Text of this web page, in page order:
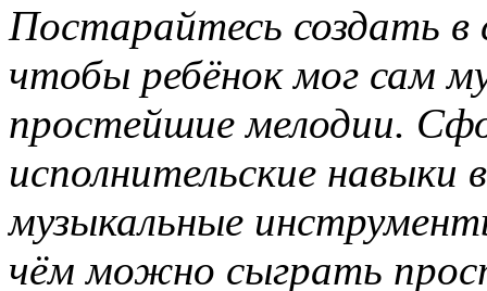
Постарайтесь создать в
чтобы ребёнок мог сам
простейшие мелодии.
исполнительские навыки
музыкальные
чём можно сыграть